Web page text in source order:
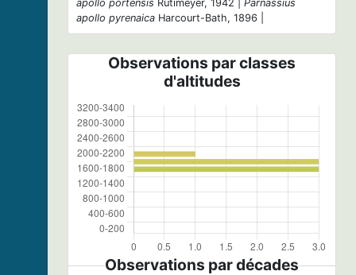
apollo portensis Rütimeyer, 1942 | Parnassius
apollo pyrenaica Harcourt-Bath, 1896 |
Observations par classes
d'altitudes
Observations par décades